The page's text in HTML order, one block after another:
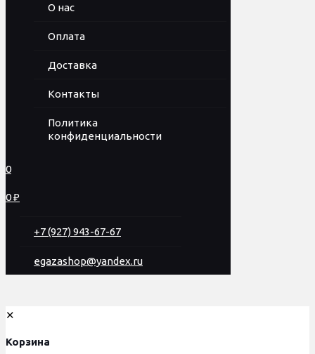
О нас
Оплата
Доставка
Контакты
Политика
конфиденциальности
0
0 ₽
+7 (927) 943-67-67
egazashop@yandex.ru
✕
Корзина